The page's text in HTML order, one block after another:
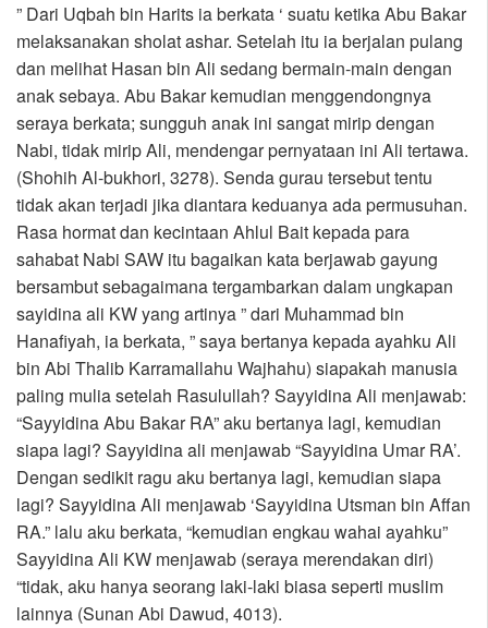
” Dari Uqbah bin Harits ia berkata ‘ suatu ketika Abu Bakar
melaksanakan sholat ashar. Setelah itu ia berjalan pulang
dan melihat Hasan bin Ali sedang bermain-main dengan
anak sebaya. Abu Bakar kemudian menggendongnya
seraya berkata; sungguh anak ini sangat mirip dengan
Nabi, tidak mirip Ali, mendengar pernyataan ini Ali tertawa.
(Shohih Al-bukhori, 3278). Senda gurau tersebut tentu
tidak akan terjadi jika diantara keduanya ada permusuhan.
Rasa hormat dan kecintaan Ahlul Bait kepada para
sahabat Nabi SAW itu bagaikan kata berjawab gayung
bersambut sebagaimana tergambarkan dalam ungkapan
sayidina ali KW yang artinya ” dari Muhammad bin
Hanafiyah, ia berkata, ” saya bertanya kepada ayahku Ali
bin Abi Thalib Karramallahu Wajhahu) siapakah manusia
paling mulia setelah Rasulullah? Sayyidina Ali menjawab:
“Sayyidina Abu Bakar RA” aku bertanya lagi, kemudian
siapa lagi? Sayyidina ali menjawab “Sayyidina Umar RA’.
Dengan sedikit ragu aku bertanya lagi, kemudian siapa
lagi? Sayyidina Ali menjawab ‘Sayyidina Utsman bin Affan
RA.” lalu aku berkata, “kemudian engkau wahai ayahku”
Sayyidina Ali KW menjawab (seraya merendakan diri)
“tidak, aku hanya seorang laki-laki biasa seperti muslim
lainnya (Sunan Abi Dawud, 4013).